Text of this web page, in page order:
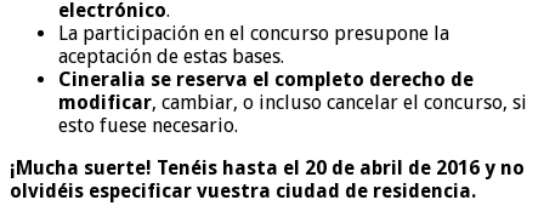
electrónico.
La participación en el concurso presupone la
aceptación de estas bases.
Cineralia se reserva el completo derecho de
modificar, cambiar, o incluso cancelar el concurso, si
esto fuese necesario.
¡Mucha suerte! Tenéis hasta el 20 de abril de 2016 y no
olvidéis especificar vuestra ciudad de residencia.